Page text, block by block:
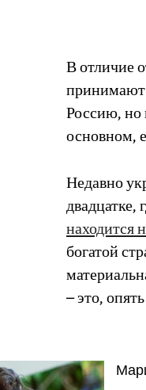
В отличие
принимают
Россию, но
основном,
Недавно
находится
богатой
– это,